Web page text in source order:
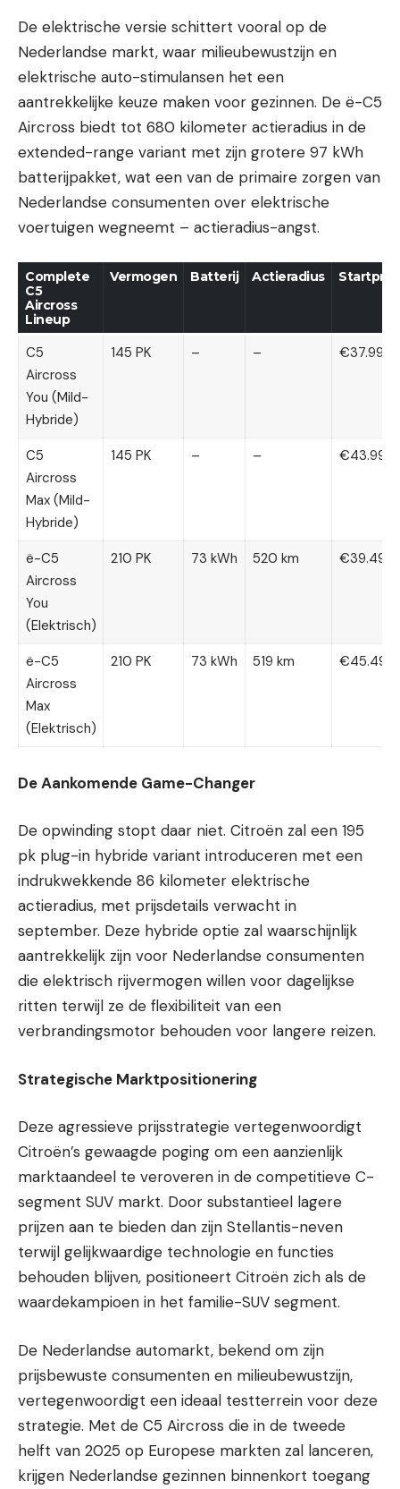
De elektrische versie schittert vooral op de
Nederlandse markt, waar milieubewustzijn en
elektrische auto-stimulansen het een
aantrekkelijke keuze maken voor gezinnen. De ë-C5
Aircross biedt tot 680 kilometer actieradius in de
extended-range variant met zijn grotere 97 kWh
batterijpakket, wat een van de primaire zorgen van
Nederlandse consumenten over elektrische
voertuigen wegneemt – actieradius-angst.
Complete
C5
Aircross
Lineup
Vermogen Batterij Actieradius Startprijs
C5
Aircross
You (Mild-
Hybride)
145 PK – – €37.990
C5
Aircross
Max (Mild-
Hybride)
145 PK – – €43.990
ë-C5
Aircross
You
(Elektrisch)
210 PK 73 kWh 520 km €39.490
ë-C5
Aircross
Max
(Elektrisch)
210 PK 73 kWh 519 km €45.490
De Aankomende Game-Changer
De opwinding stopt daar niet. Citroën zal een 195
pk plug-in hybride variant introduceren met een
indrukwekkende 86 kilometer elektrische
actieradius, met prijsdetails verwacht in
september. Deze hybride optie zal waarschijnlijk
aantrekkelijk zijn voor Nederlandse consumenten
die elektrisch rijvermogen willen voor dagelijkse
ritten terwijl ze de flexibiliteit van een
verbrandingsmotor behouden voor langere reizen.
Strategische Marktpositionering
Deze agressieve prijsstrategie vertegenwoordigt
Citroën’s gewaagde poging om een aanzienlijk
marktaandeel te veroveren in de competitieve C-
segment SUV markt. Door substantieel lagere
prijzen aan te bieden dan zijn Stellantis-neven
terwijl gelijkwaardige technologie en functies
behouden blijven, positioneert Citroën zich als de
waardekampioen in het familie-SUV segment.
De Nederlandse automarkt, bekend om zijn
prijsbewuste consumenten en milieubewustzijn,
vertegenwoordigt een ideaal testterrein voor deze
strategie. Met de C5 Aircross die in de tweede
helft van 2025 op Europese markten zal lanceren,
krijgen Nederlandse gezinnen binnenkort toegang